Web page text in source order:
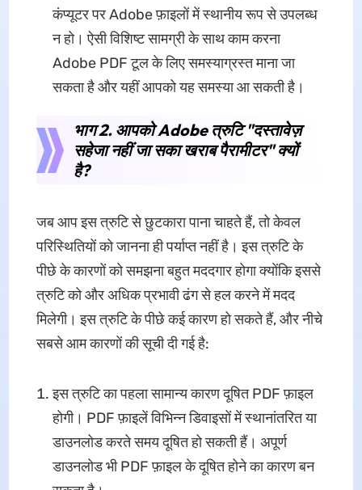
कंप्यूटर पर Adobe फ़ाइलों में स्थानीय रूप से उपलब्ध
न हो। ऐसी विशिष्ट सामग्री के साथ काम करना
Adobe PDF टूल के लिए समस्याग्रस्त माना जा
सकता है और यहीं आपको यह समस्या आ सकती है।
भाग 2. आपको Adobe त्रुटि "दस्तावेज़
सहेजा नहीं जा सका खराब पैरामीटर" क्यों
है?
जब आप इस त्रुटि से छुटकारा पाना चाहते हैं, तो केवल
परिस्थितियों को जानना ही पर्याप्त नहीं है। इस त्रुटि के
पीछे के कारणों को समझना बहुत मददगार होगा क्योंकि इससे
त्रुटि को और अधिक प्रभावी ढंग से हल करने में मदद
मिलेगी। इस त्रुटि के पीछे कई कारण हो सकते हैं, और नीचे
सबसे आम कारणों की सूची दी गई है:
इस त्रुटि का पहला सामान्य कारण दूषित PDF फ़ाइल
होगी। PDF फ़ाइलें विभिन्न डिवाइसों में स्थानांतरित या
डाउनलोड करते समय दूषित हो सकती हैं। अपूर्ण
डाउनलोड भी PDF फ़ाइल के दूषित होने का कारण बन